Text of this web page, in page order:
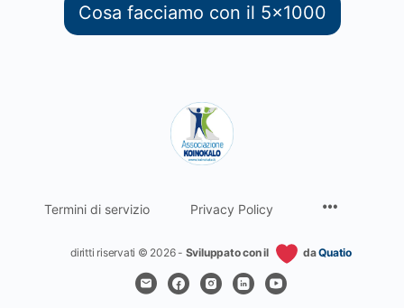
Cosa facciamo con il 5x1000
Termini di servizio Privacy Policy
diritti riservati © 2026 - Sviluppato con il daQuatio